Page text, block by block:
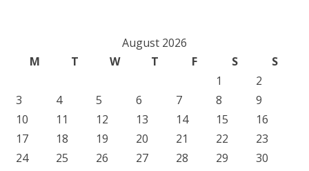
August 2026
M
T W T F S
S
1
2
3
4 5 6 7 8
9
10
11 12 13 14 15
16
17
18 19 20 21 22
23
24
25 26 27 28 29
30